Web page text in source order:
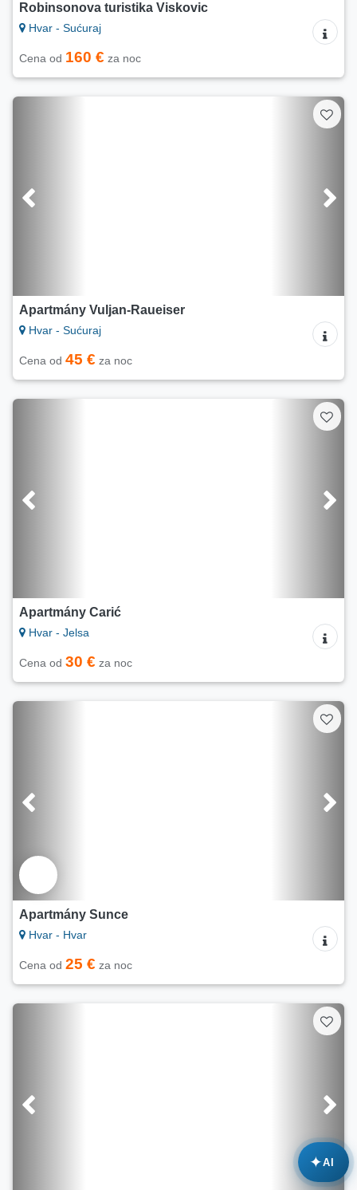
Robinsonova turistika Viskovic
Hvar - Sućuraj
Cena od 160 € za noc
Apartmány Vuljan-Raueiser
Hvar - Sućuraj
Cena od 45 € za noc
Apartmány Carić
Hvar - Jelsa
Cena od 30 € za noc
Apartmány Sunce
Hvar - Hvar
Cena od 25 € za noc
✦AI